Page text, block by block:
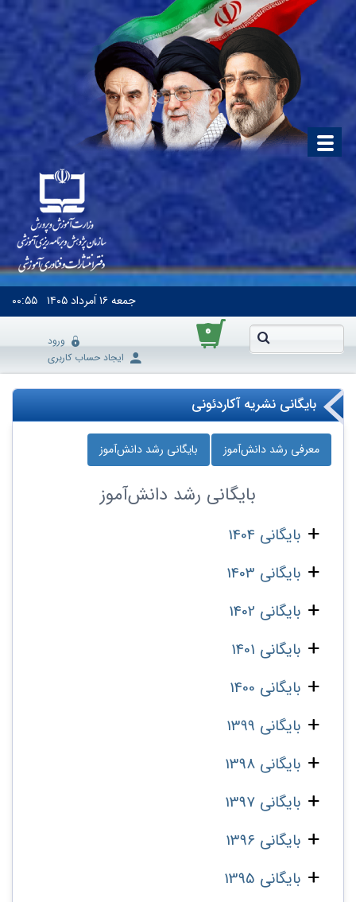
جمعه۱۶ اَمرداد ۱۴۰۵ ۰۰:۵۵
۰
ورود
ایجاد حساب کاربری
بایگانی نشریه آکاردئونی
معرفی رشد دانش‌آموز بایگانی رشد دانش‌آموز
بایگانی رشد دانش‌آموز
بایگانی 1404
بایگانی 1403
بایگانی 1402
بایگانی 1401
بایگانی 1400
بایگانی 1399
بایگانی 1398
بایگانی 1397
بایگانی 1396
بایگانی 1395